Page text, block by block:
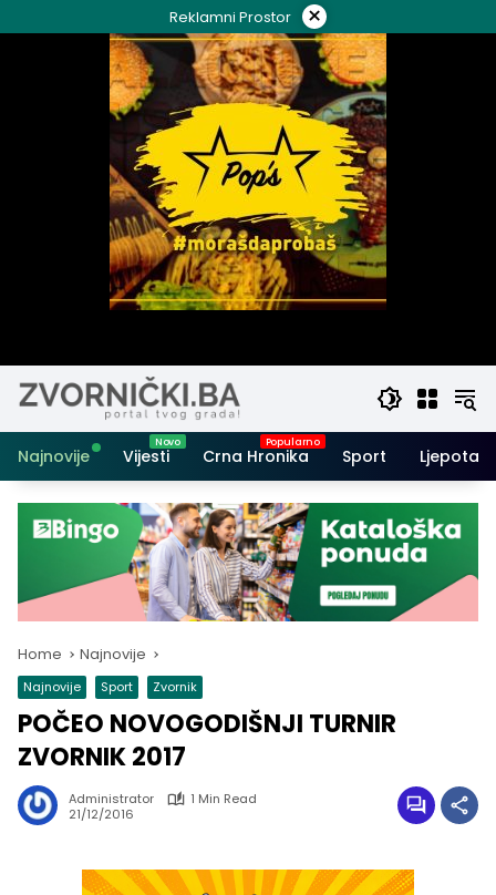
to
Reklamni Prostor ×
Najnovije Vijesti Crna Hronika Sport Ljepota i
Home Najnovije
Najnovije Sport Zvornik
POČEO NOVOGODIŠNJI TURNIR
ZVORNIK 2017
Administrator
1 Min Read
21/12/2016